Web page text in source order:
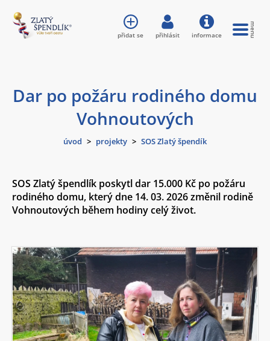
Dar po požáru rodiného domu
Vohnoutových
úvod > projekty > SOS Zlatý špendík
SOS Zlatý špendlík poskytl dar 15.000 Kč po požáru
rodiného domu, který dne 14. 03. 2026 změnil rodině
Vohnoutových během hodiny celý život.
přidat se přihlásit informace